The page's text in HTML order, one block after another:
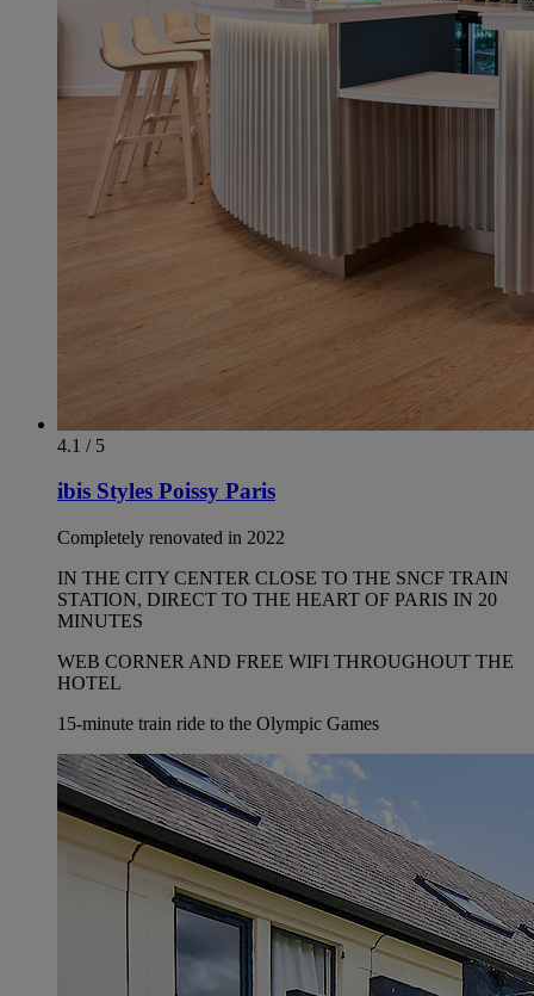
4.1 / 5
ibis Styles Poissy Paris
Completely renovated in 2022
IN THE CITY CENTER CLOSE TO THE SNCF TRAIN
STATION, DIRECT TO THE HEART OF PARIS IN 20
MINUTES
WEB CORNER AND FREE WIFI THROUGHOUT THE
HOTEL
15-minute train ride to the Olympic Games